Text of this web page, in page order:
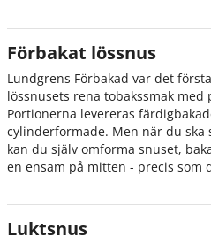
Förbakat lössnus
Lundgrens Förbakad var det
lössnusets rena tobakssmak
Portionerna levereras
cylinderformade. Men när du
kan du själv omforma snuset,
en ensam på mitten - precis som
Luktsnus